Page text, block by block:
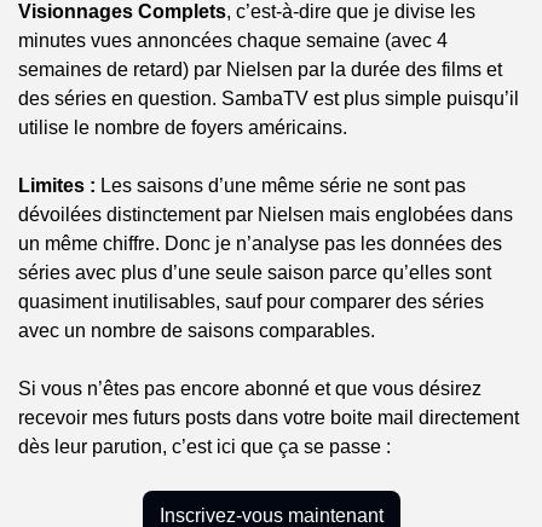
Visionnages Complets, c’est-à-dire que je divise les
minutes vues annoncées chaque semaine (avec 4
semaines de retard) par Nielsen par la durée des films et
des séries en question. SambaTV est plus simple puisqu’il
utilise le nombre de foyers américains.
Limites : Les saisons d’une même série ne sont pas
dévoilées distinctement par Nielsen mais englobées dans
un même chiffre. Donc je n’analyse pas les données des
séries avec plus d’une seule saison parce qu’elles sont
quasiment inutilisables, sauf pour comparer des séries
avec un nombre de saisons comparables.
Si vous n’êtes pas encore abonné et que vous désirez
recevoir mes futurs posts dans votre boite mail directement
dès leur parution, c’est ici que ça se passe :
Inscrivez-vous maintenant